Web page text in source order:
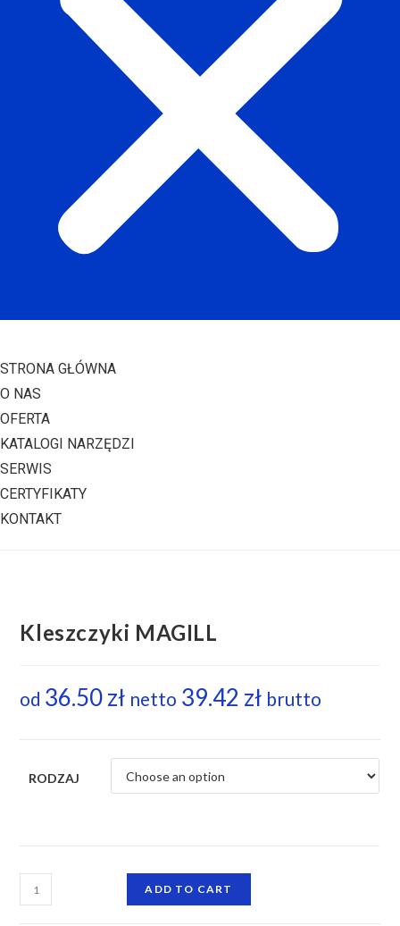
STRONA GŁÓWNA
O NAS
OFERTA
KATALOGI NARZĘDZI
SERWIS
CERTYFIKATY
KONTAKT
Kleszczyki MAGILL
od 36.50zł netto 39.42 zł brutto
RODZAJ
ADD TO CART